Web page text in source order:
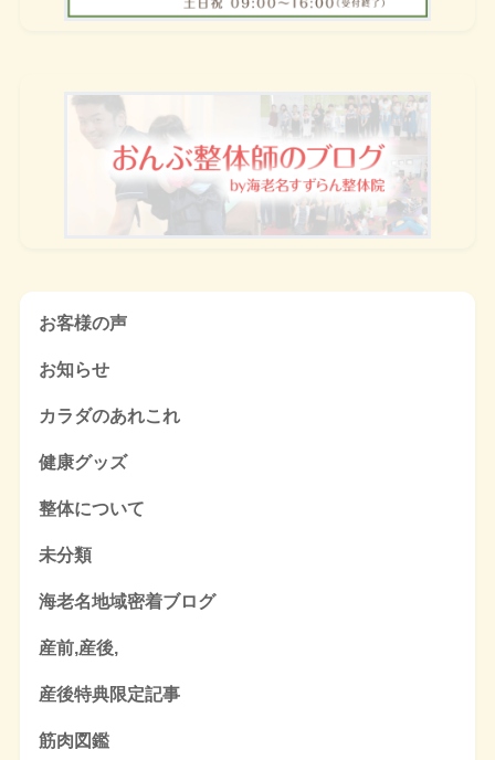
お客様の声
お知らせ
カラダのあれこれ
健康グッズ
整体について
未分類
海老名地域密着ブログ
産前,産後,
産後特典限定記事
筋肉図鑑